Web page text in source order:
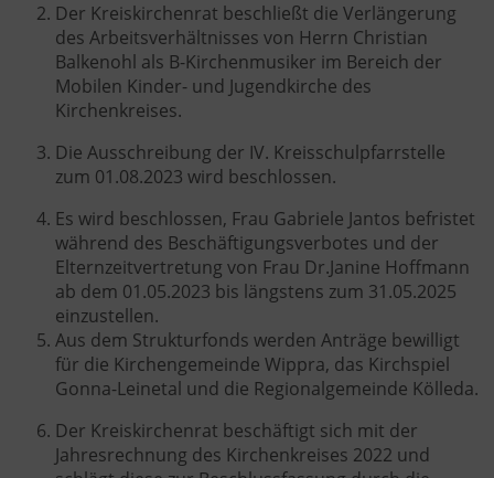
Der Kreiskirchenrat beschließt die Verlängerung
des Arbeitsverhältnisses von Herrn Christian
Balkenohl als B-Kirchenmusiker im Bereich der
Mobilen Kinder- und Jugendkirche des
Kirchenkreises.
Die Ausschreibung der IV. Kreisschulpfarrstelle
zum 01.08.2023 wird beschlossen.
Es wird beschlossen, Frau Gabriele Jantos befristet
während des Beschäftigungsverbotes und der
Elternzeitvertretung von Frau Dr.Janine Hoffmann
ab dem 01.05.2023 bis längstens zum 31.05.2025
einzustellen.
Aus dem Strukturfonds werden Anträge bewilligt
für die Kirchengemeinde Wippra, das Kirchspiel
Gonna-Leinetal und die Regionalgemeinde Kölleda.
Der Kreiskirchenrat beschäftigt sich mit der
Jahresrechnung des Kirchenkreises 2022 und